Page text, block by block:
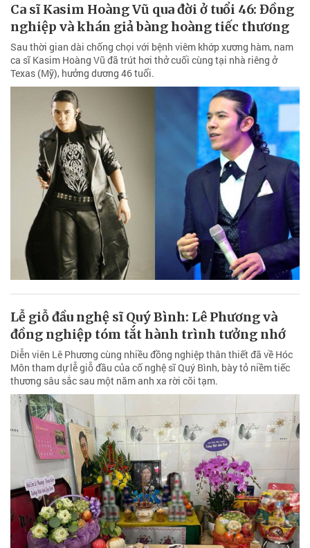
Ca sĩ Kasim Hoàng Vũ qua đời ở tuổi 46: Đồng
nghiệp và khán giả bàng hoàng tiếc thương
Sau thời gian dài chống chọi với bệnh viêm khớp xương hàm, nam
ca sĩ Kasim Hoàng Vũ đã trút hơi thở cuối cùng tại nhà riêng ở
Texas (Mỹ), hưởng dương 46 tuổi.
Lễ giỗ đầu nghệ sĩ Quý Bình: Lê Phương và
đồng nghiệp tóm tắt hành trình tưởng nhớ
Diễn viên Lê Phương cùng nhiều đồng nghiệp thân thiết đã về Hóc
Môn tham dự lễ giỗ đầu của cố nghệ sĩ Quý Bình, bày tỏ niềm tiếc
thương sâu sắc sau một năm anh xa rời cõi tạm.